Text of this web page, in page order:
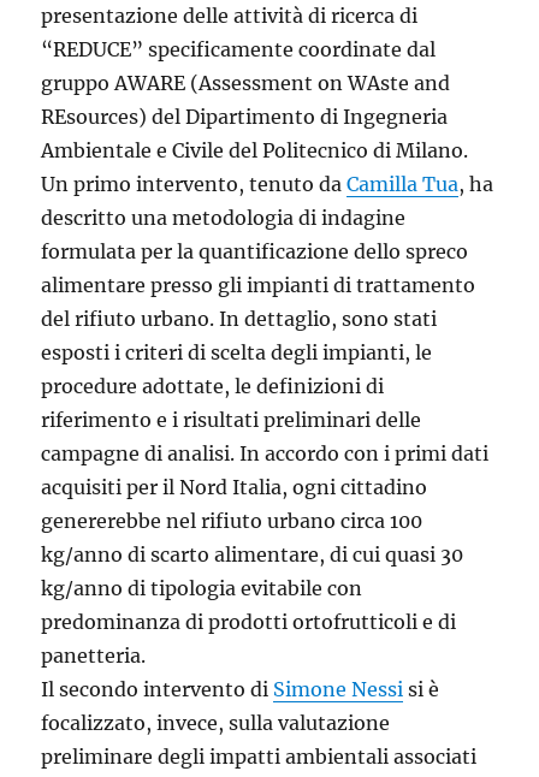
presentazione delle attività di ricerca di
“REDUCE” specificamente coordinate dal
gruppo AWARE (Assessment on WAste and
REsources) del Dipartimento di Ingegneria
Ambientale e Civile del Politecnico di Milano.
Un primo intervento, tenuto daCamilla Tua, ha
descritto una metodologia di indagine
formulata per la quantificazione dello spreco
alimentare presso gli impianti di trattamento
del rifiuto urbano. In dettaglio, sono stati
esposti i criteri di scelta degli impianti, le
procedure adottate, le definizioni di
riferimento e i risultati preliminari delle
campagne di analisi. In accordo con i primi dati
acquisiti per il Nord Italia, ogni cittadino
genererebbe nel rifiuto urbano circa 100
kg/anno di scarto alimentare, di cui quasi 30
kg/anno di tipologia evitabile con
predominanza di prodotti ortofrutticoli e di
panetteria.
Il secondo intervento di Simone Nessi si è
focalizzato, invece, sulla valutazione
preliminare degli impatti ambientali associati